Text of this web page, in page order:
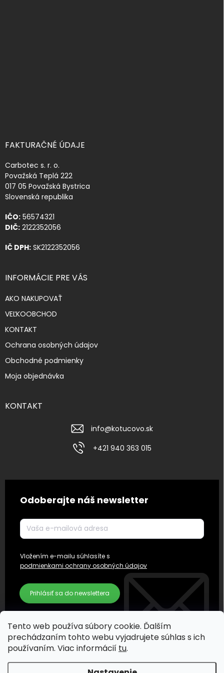
Tento web používa súbory cookie. Ďalším
prechádzaním tohto webu vyjadrujete súhlas s ich
používaním. Viac informácií tu.
FAKTURAČNÉ ÚDAJE
Carbotec s. r. o.
Považská Teplá 222
017 05 Považská Bystrica
Slovenská republika
IČO: 56574321
DIČ: 2122352056
IČ DPH: SK2122352056
INFORMÁCIE PRE VÁS
AKO NAKUPOVAŤ
VEĽKOOBCHOD
KONTAKT
Ochrana osobných údajov
Obchodné podmienky
Moja objednávka
KONTAKT
info@kotucovo.sk
+421 940 363 015
Odoberajte náš newsletter
Vložením e-mailu súhlasíte s
podmienkami ochrany osobných údajov
Prihlásiť sa do newslettera